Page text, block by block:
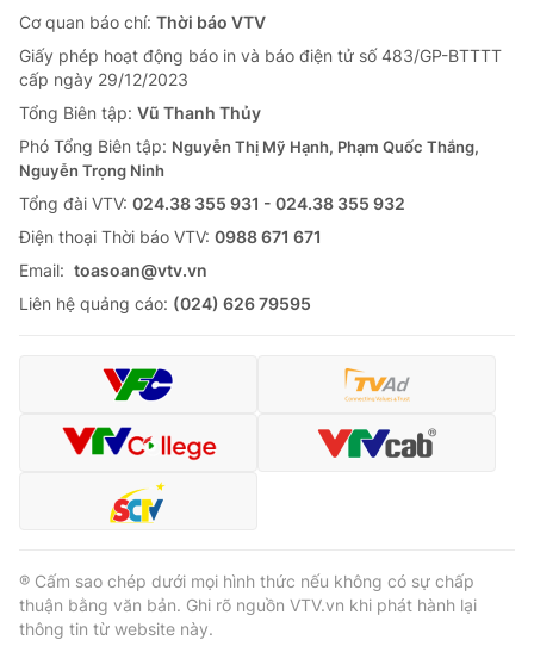
Theo dõi báo trên
Cơ quan chủ quản:Đài Truyền hình Việt Nam
Cơ quan báo chí:Thời báo VTV
Giấy phép hoạt động báo in và báo điện tử số 483/GP-BTTTT
cấp ngày 29/12/2023
Tổng Biên tập: Vũ Thanh Thủy
Phó Tổng Biên tập:Nguyễn Thị Mỹ Hạnh, Phạm Quốc Thắng,
toasoan@vtv.vn
Liên hệ quảng cáo:
Cơ quan báo chí: Thời báo VTV
Giấy phép hoạt động báo in và báo điện tử số 483/GP-BTTTT
cấp ngày 29/12/2023
Tổng Biên tập: Vũ Thanh Thủy
Phó Tổng Biên tập: Nguyễn Thị Mỹ Hạnh, Phạm Quốc Thắng,
Nguyễn Trọng Ninh
Tổng đài VTV: 024.38 355 931 - 024.38 355 932
Ðiện thoại Thời báo VTV: 0988 671 671
Email: toasoan@vtv.vn
Liên hệ quảng cáo: (024) 626 79595
® Cấm sao chép dưới mọi hình thức nếu không có sự chấp
thuận bằng văn bản. Ghi rõ nguồn VTV.vn khi phát hành lại
thông tin từ website này.